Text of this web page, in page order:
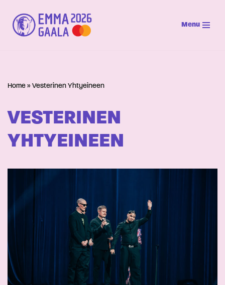
Siirry
suoraan
Menu
Home » Vesterinen Yhtyeineen
VESTERINEN
YHTYEINEEN